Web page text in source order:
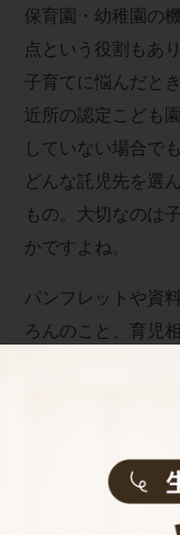
保育園・幼稚園の
点という役割もあり
子育てに悩んだと
近所の認定こども
していない場合で
どんな託児先を選
もの。大切なのは
かですよね。
パンフレットや資
ろんのこと、育児
の感覚がしっくり
（ライター・曽田